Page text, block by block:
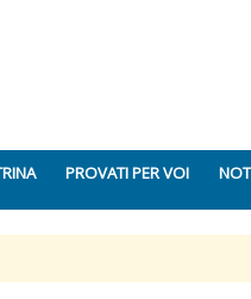
PROVATI PER VOI